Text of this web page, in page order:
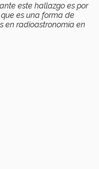
este hallazgo es por
es una forma de
en radioastronomía en